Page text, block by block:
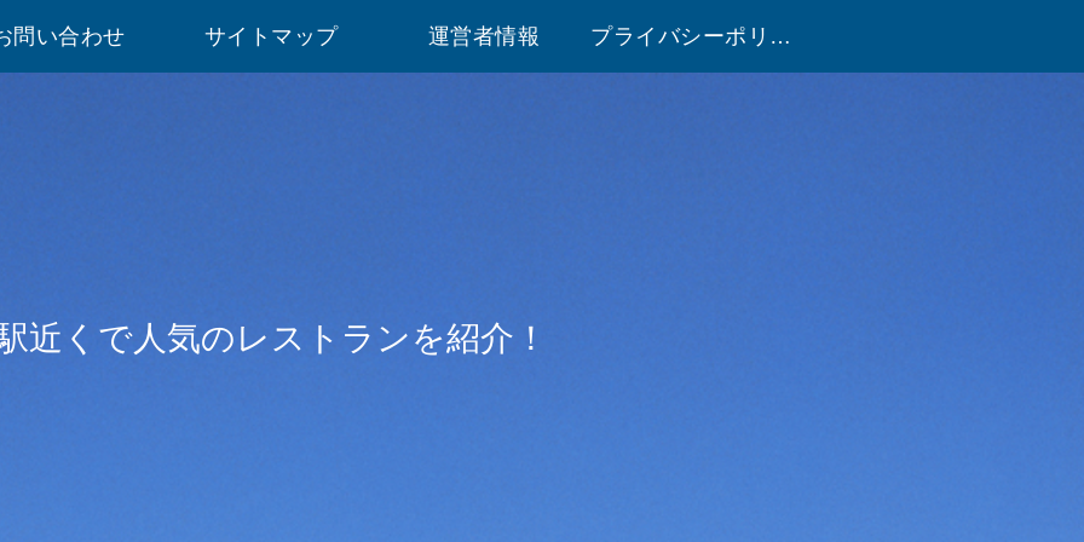
近くで人気のレストランを紹介！
問い合わせ サイトマップ 運営者情報 プライバシーポリシー